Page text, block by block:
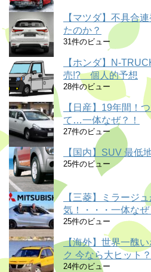
【マツダ】不具合
たのか？
31件のビュー
【ホンダ】N-
売!? 個人的予想
28件のビュー
【日産】19年間！
て…一体なぜ？！
27件のビュー
【国内】SUV 最低
25件のビュー
【三菱】ミラージ
気！・・・一体なぜ
25件のビュー
【海外】世界一醜
ク 今なら大ヒット？
24件のビュー